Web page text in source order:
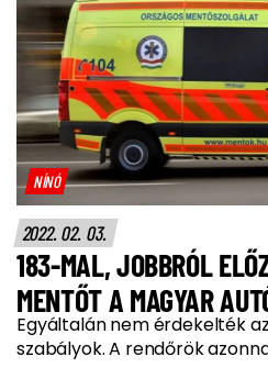
NÍNÓ
2022. 02. 03.
183-MAL, JOBBRÓL
MENTŐT A MAGYAR
Egyáltalán nem érdekelték
szabályok. A rendőrök